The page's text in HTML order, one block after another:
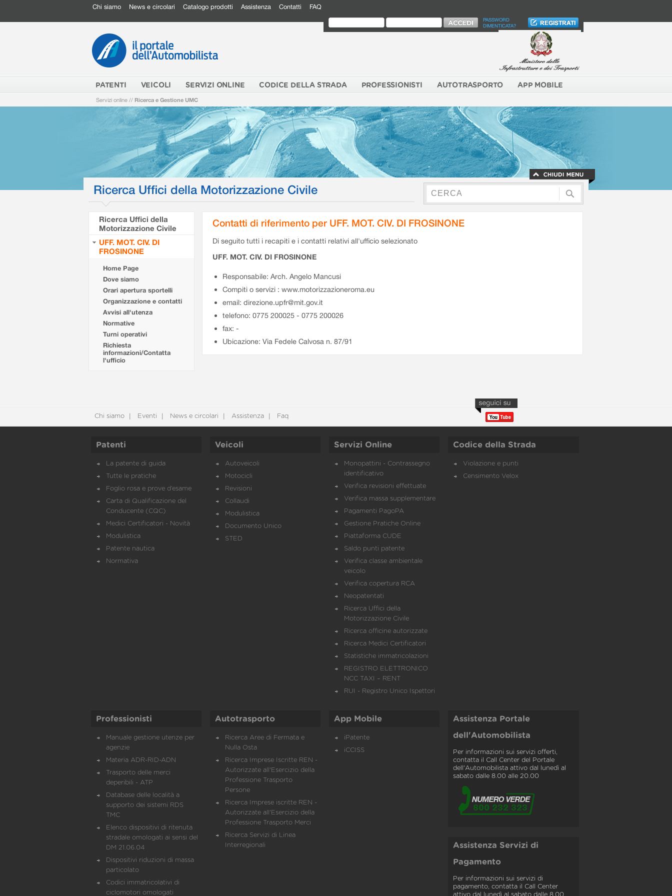
Chi siamo News e circolari Catalogo prodotti Assistenza Contatti FAQ
PASSWORD
DIMENTICATA?
PATENTI VEICOLI SERVIZI ONLINE CODICE DELLA STRADA PROFESSIONISTI AUTOTRASPORTO APP MOBILE
Servizi online // Ricerca e Gestione UMC
Ricerca Uffici della Motorizzazione Civile
Ricerca Uffici della
Motorizzazione Civile
UFF. MOT. CIV. DI
FROSINONE
Home Page
Dove siamo
Orari apertura sportelli
Organizzazione e contatti
Avvisi all'utenza
Normative
Turni operativi
Richiesta
informazioni/Contatta
l'ufficio
Contatti di riferimento per UFF. MOT. CIV. DI FROSINONE
Di seguito tutti i recapiti e i contatti relativi all'ufficio selezionato
UFF. MOT. CIV. DI FROSINONE
Responsabile: Arch. Angelo Mancusi
Compiti o servizi : www.motorizzazioneroma.eu
email: direzione.upfr@mit.gov.it
telefono: 0775 200025 - 0775 200026
fax: -
Ubicazione: Via Fedele Calvosa n. 87/91
Chi siamo Eventi News e circolari Assistenza Faq
Patenti
La patente di guida
Tutte le pratiche
Foglio rosa e prove d’esame
Carta di Qualificazione del
Conducente (CQC)
Medici Certificatori - Novità
Modulistica
Patente nautica
Normativa
Veicoli
Autoveicoli
Motocicli
Revisioni
Collaudi
Modulistica
Documento Unico
STED
Servizi Online
Monopattini - Contrassegno
identificativo
Verifica revisioni effettuate
Verifica massa supplementare
Pagamenti PagoPA
Gestione Pratiche Online
Piattaforma CUDE
Saldo punti patente
Verifica classe ambientale
veicolo
Verifica copertura RCA
Neopatentati
Ricerca Uffici della
Motorizzazione Civile
Ricerca officine autorizzate
Ricerca Medici Certificatori
Statistiche immatricolazioni
REGISTRO ELETTRONICO
NCC TAXI – RENT
RUI - Registro Unico Ispettori
Codice della Strada
Violazione e punti
Censimento Velox
Professionisti
Manuale gestione utenze per
agenzie
Materia ADR-RID-ADN
Trasporto delle merci
deperibili - ATP
Database delle località a
supporto dei sistemi RDS
TMC
Elenco dispositivi di ritenuta
stradale omologati ai sensi del
DM 21.06.04
Dispositivi riduzioni di massa
particolato
Codici immatricolativi di
ciclomotori omologati
Autotrasporto
Ricerca Aree di Fermata e
Nulla Osta
Ricerca Imprese Iscritte REN -
Autorizzate all'Esercizio della
Professione Trasporto
Persone
Ricerca Imprese iscritte REN -
Autorizzate all'Esercizio della
Professione Trasporto Merci
Ricerca Servizi di Linea
Interregionali
App Mobile
iPatente
iCCISS
Assistenza Portale
dell'Automobilista
Per informazioni sui servizi offerti,
contatta il Call Center del Portale
dell'Automobilista attivo dal lunedì al
sabato dalle 8.00 alle 20.00
Assistenza Servizi di
Pagamento
Per informazioni sui servizi di
pagamento, contatta il Call Center